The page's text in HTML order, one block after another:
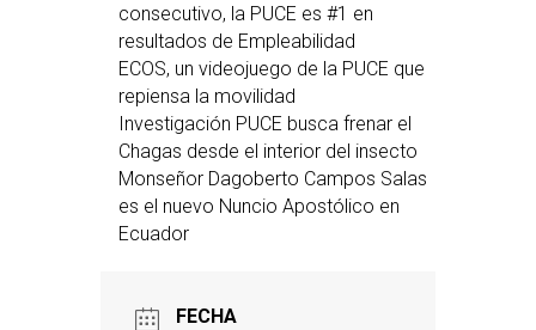
consecutivo, la PUCE es #1 en
resultados de Empleabilidad
ECOS, un videojuego de la PUCE que
repiensa la movilidad
Investigación PUCE busca frenar el
Chagas desde el interior del insecto
Monseñor Dagoberto Campos Salas
es el nuevo Nuncio Apostólico en
Ecuador
FECHA